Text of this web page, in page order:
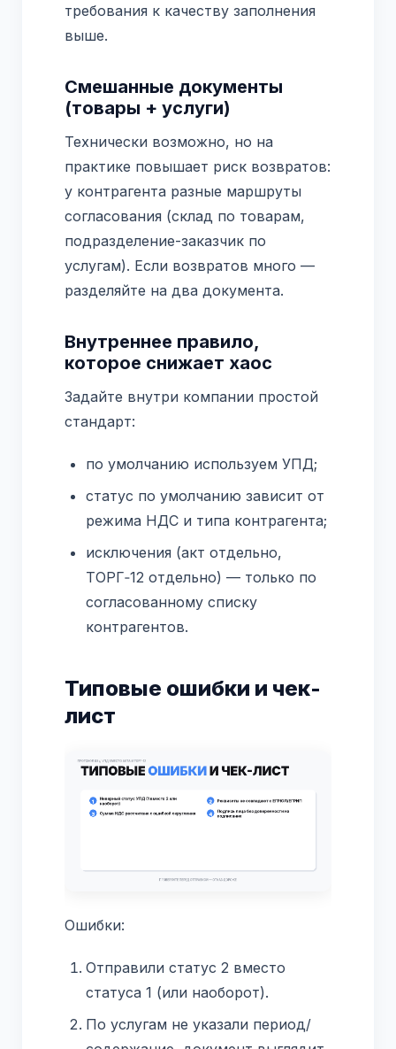
требования к качеству заполнения
выше.
Смешанные документы
(товары + услуги)
Технически возможно, но на
практике повышает риск возвратов:
у контрагента разные маршруты
согласования (склад по товарам,
подразделение-заказчик по
услугам). Если возвратов много —
разделяйте на два документа.
Внутреннее правило,
которое снижает хаос
Задайте внутри компании простой
стандарт:
по умолчанию используем УПД;
статус по умолчанию зависит от
режима НДС и типа контрагента;
исключения (акт отдельно,
ТОРГ‑12 отдельно) — только по
согласованному списку
контрагентов.
Типовые ошибки и чек-
лист
Ошибки:
Отправили статус 2 вместо
статуса 1 (или наоборот).
По услугам не указали период/